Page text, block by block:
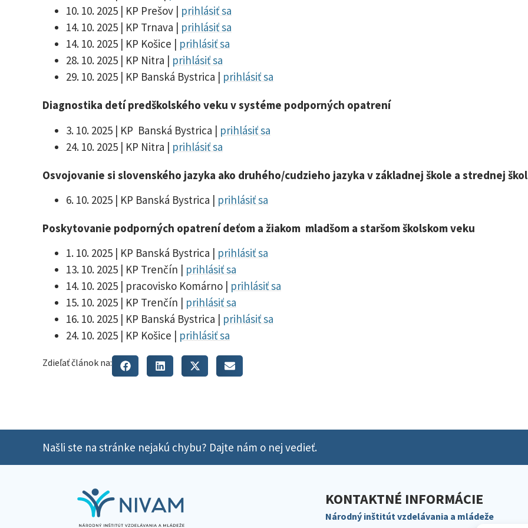
10. 10. 2025 | KP Prešov | prihlásiť sa
14. 10. 2025 | KP Trnava | prihlásiť sa
14. 10. 2025 | KP Košice | prihlásiť sa
28. 10. 2025 | KP Nitra | prihlásiť sa
29. 10. 2025 | KP Banská Bystrica | prihlásiť sa
Diagnostika detí predškolského veku v systéme podporných opatrení
3. 10. 2025 | KP Banská Bystrica | prihlásiť sa
24. 10. 2025 | KP Nitra | prihlásiť sa
Osvojovanie si slovenského jazyka ako druhého/cudzieho jazyka v základnej škole a strednej
6. 10. 2025 | KP Banská Bystrica | prihlásiť sa
Poskytovanie podporných opatrení deťom a žiakom mladšom a staršom školskom veku
1. 10. 2025 | KP Banská Bystrica | prihlásiť sa
13. 10. 2025 | KP Trenčín | prihlásiť sa
14. 10. 2025 | pracovisko Komárno | prihlásiť sa
15. 10. 2025 | KP Trenčín | prihlásiť sa
16. 10. 2025 | KP Banská Bystrica | prihlásiť sa
24. 10. 2025 | KP Košice | prihlásiť sa
Zdieľať článok na:
Našli ste na stránke nejakú chybu? Dajte nám o nej vedieť.
KONTAKTNÉ INFORMÁCIE
Národný inštitút vzdelávania a mládeže